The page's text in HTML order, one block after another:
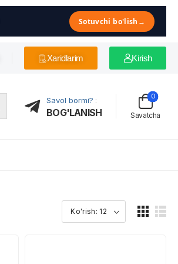
Sotuvchi bo'lish →
Xaridlarim Kirish
Savol bormi? :
BOG'LANISH Savatcha
0